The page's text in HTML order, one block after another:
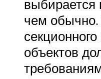
выбирается
чем обычно.
объектов